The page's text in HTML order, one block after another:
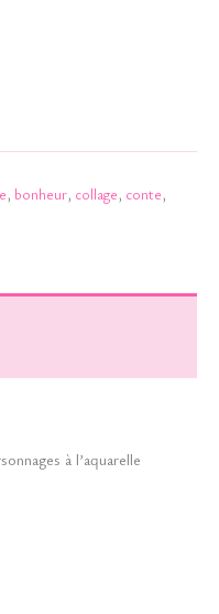
, bonheur, collage, conte,
à l’aquarelle